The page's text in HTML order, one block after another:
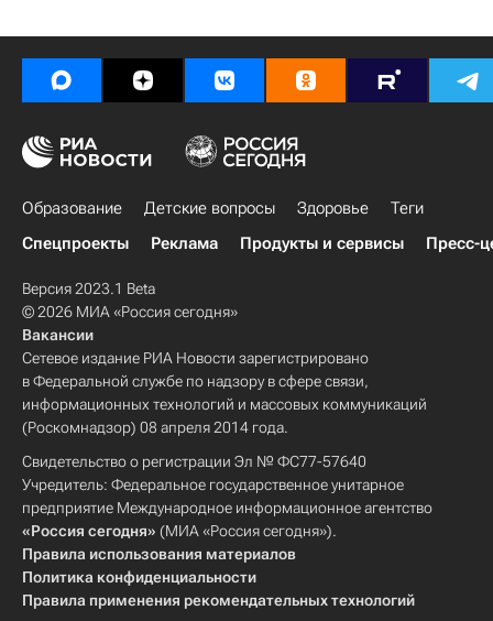
Образование Детские вопросы Здоровье
Теги
Спецпроекты
Реклама Продукты и сервисы Пресс-
Версия 2023.1 Beta
© 2026 МИА «Россия сегодня»
Вакансии
Сетевое издание РИА Новости зарегистрировано
в Федеральной службе по надзору в сфере связи,
информационных технологий и массовых коммуникаций
(Роскомнадзор) 08 апреля 2014 года.
Свидетельство о регистрации Эл № ФС77-57640
Учредитель: Федеральное государственное унитарное
предприятие Международное информационное агентство
«Россия сегодня» (МИА «Россия сегодня»).
Правила использования материалов
Политика конфиденциальности
Правила применения рекомендательных технологий